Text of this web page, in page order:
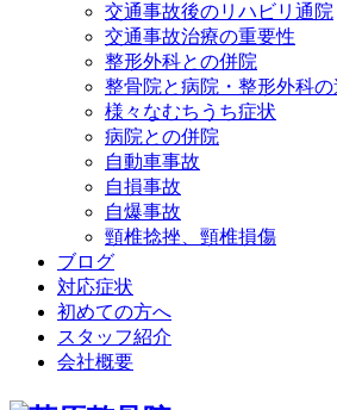
交通事故後のリハビリ通院
交通事故治療の重要性
整形外科との併院
整骨院と病院・整形外科の
様々なむちうち症状
病院との併院
自動車事故
自損事故
自爆事故
頸椎捻挫、頸椎損傷
ブログ
対応症状
初めての方へ
スタッフ紹介
会社概要